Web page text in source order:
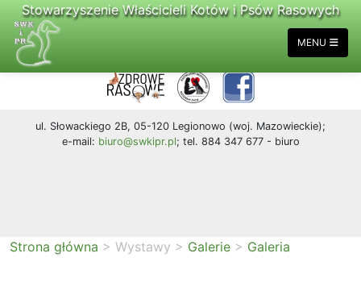
Stowarzyszenie Właścicieli Kotów i Psów Rasowych
MENU
ul. Słowackiego 2B, 05-120 Legionowo (woj. Mazowieckie);
e-mail: biuro@swkipr.pl; tel. 884 347 677 - biuro
Strona główna > Wystawy > Galerie > Galeria